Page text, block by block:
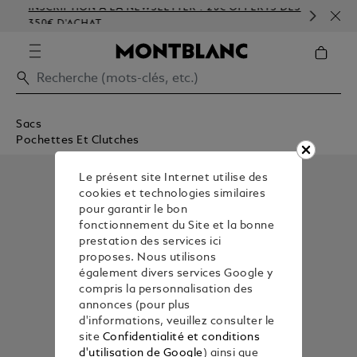
INSCRIPTION À LA NEWSLETTER : 20€ OFFERTS DÈS
350€ D'ACHAT
Sacs
Pochettes Et Clutches
Le présent site Internet utilise des
cookies et technologies similaires
pour garantir le bon
fonctionnement du Site et la bonne
prestation des services ici
proposes. Nous utilisons
également divers services Google y
compris la personnalisation des
annonces (pour plus
d'informations, veuillez consulter le
site Confidentialité et conditions
d'utilisation de Google) ainsi que